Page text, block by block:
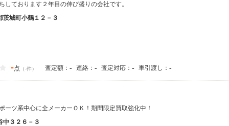
しております２年目の伸び盛りの会社です。
茨城町小鶴１２－３
-点 （-件） 査定額： - 連絡： - 査定対応： - 車引渡し： -
ーツ系中心に全メーカーＯＫ！期間限定買取強化中！
中３２６－３